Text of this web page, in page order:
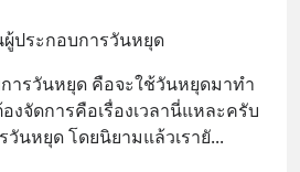
ผู้ประกอบการวันหยุด
ารวันหยุด คือจะใช้วันหยุดมาทำ
งจัดการคือเรื่องเวลานี่แหละครับ
วันหยุด โดยนิยามแล้วเรายั...